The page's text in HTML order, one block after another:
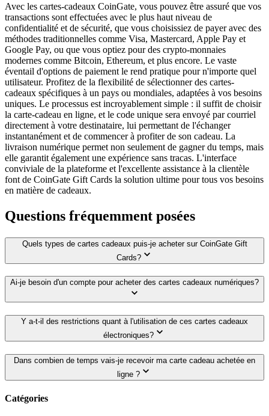
Avec les cartes-cadeaux CoinGate, vous pouvez être assuré que vos
transactions sont effectuées avec le plus haut niveau de
confidentialité et de sécurité, que vous choisissiez de payer avec des
méthodes traditionnelles comme Visa, Mastercard, Apple Pay et
Google Pay, ou que vous optiez pour des crypto-monnaies
modernes comme Bitcoin, Ethereum, et plus encore. Le vaste
éventail d'options de paiement le rend pratique pour n'importe quel
utilisateur. Profitez de la flexibilité de sélectionner des cartes-
cadeaux spécifiques à un pays ou mondiales, adaptées à vos besoins
uniques. Le processus est incroyablement simple : il suffit de choisir
la carte-cadeau en ligne, et le code unique sera envoyé par courriel
directement à votre destinataire, lui permettant de l'échanger
instantanément et de commencer à profiter de son cadeau. La
livraison numérique permet non seulement de gagner du temps, mais
elle garantit également une expérience sans tracas. L'interface
conviviale de la plateforme et l'excellente assistance à la clientèle
font de CoinGate Gift Cards la solution ultime pour tous vos besoins
en matière de cadeaux.
Questions fréquemment posées
Quels types de cartes cadeaux puis-je acheter sur CoinGate Gift
Cards?
Ai-je besoin d'un compte pour acheter des cartes cadeaux numériques?
Y a-t-il des restrictions quant à l'utilisation de ces cartes cadeaux
électroniques?
Dans combien de temps vais-je recevoir ma carte cadeau achetée en
ligne ?
Catégories